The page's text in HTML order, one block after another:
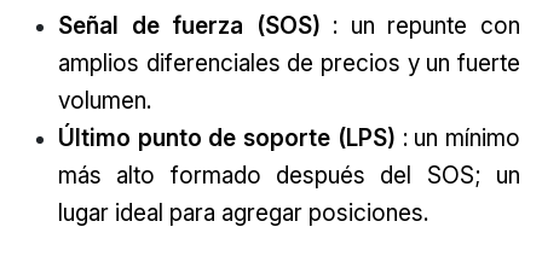
Señal de fuerza (SOS) : un repunte con
amplios diferenciales de precios y un fuerte
volumen.
Último punto de soporte (LPS) : un mínimo
más alto formado después del SOS; un
lugar ideal para agregar posiciones.